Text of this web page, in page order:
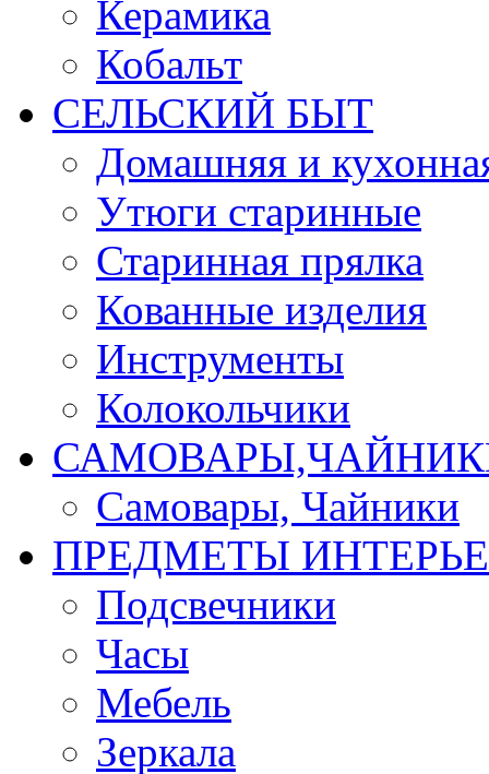
Керамика
Кобальт
СЕЛЬСКИЙ БЫТ
Домашняя и
Утюги старинные
Старинная прялка
Кованные изделия
Инструменты
Колокольчики
Самовары, Чайники
ПРЕДМЕТЫ
Подсвечники
Часы
Мебель
Зеркала